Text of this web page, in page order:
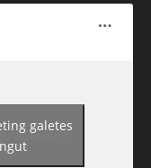
galetes